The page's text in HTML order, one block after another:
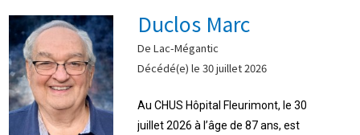
Duclos Marc
De Lac-Mégantic
Décédé(e) le 30 juillet 2026
Au CHUS Hôpital Fleurimont, le 30
juillet 2026 à l’âge de 87 ans, est